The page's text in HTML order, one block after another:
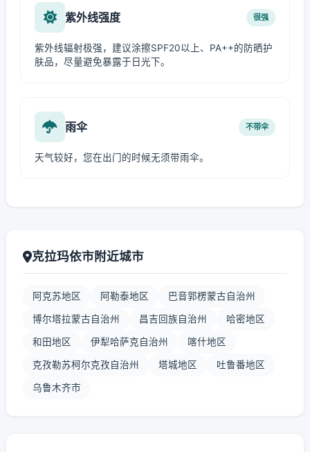
紫外线强度 很强
紫外线辐射极强，建议涂擦SPF20以上、PA++的防晒护
肤品，尽量避免暴露于日光下。
雨伞 不带伞
天气较好，您在出门的时候无须带雨伞。
克拉玛依市附近城市
阿克苏地区 阿勒泰地区 巴音郭楞蒙古自治州
博尔塔拉蒙古自治州 昌吉回族自治州 哈密地区
和田地区 伊犁哈萨克自治州 喀什地区
克孜勒苏柯尔克孜自治州 塔城地区 吐鲁番地区
乌鲁木齐市